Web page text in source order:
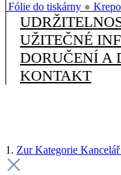
Fólie do tiskárny ●
UŽITEČNÉ
DORUČENÍ A
KONTAKT
1. Zur Kategorie